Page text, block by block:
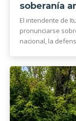
soberanía
El intendente de
pronunciarse
nacional, la